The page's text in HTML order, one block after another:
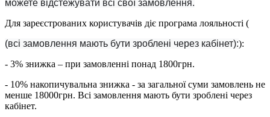
можете відстежувати всі свої замовлення.
Для зареєстрованих користувачів діє програма лояльності (
(всі замовлення мають бути зроблені через кабінет):):
- 3% знижка – при замовленні понад 1800грн.
- 10% накопичувальна знижка - за загальної суми замовлень не
менше 18000грн. Всі замовлення мають бути зроблені через
кабінет.